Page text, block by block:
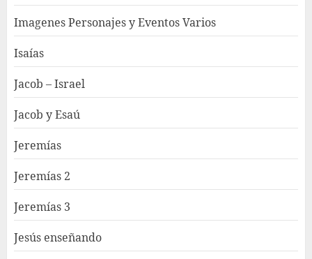
Imagenes Personajes y Eventos Varios
Isaías
Jacob – Israel
Jacob y Esaú
Jeremías
Jeremías 2
Jeremías 3
Jesús enseñando